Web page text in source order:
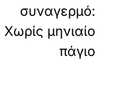
συναγερμό:
Χωρίς μηνιαίο
πάγιο